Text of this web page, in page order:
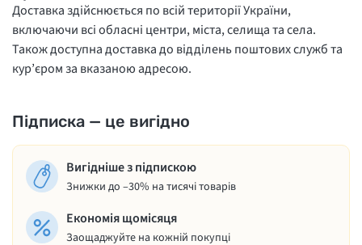
Доставка здійснюється по всій території України,
включаючи всі обласні центри, міста, селища та села.
Також доступна доставка до відділень поштових служб та
кур’єром за вказаною адресою.
Підписка — це вигідно
Вигідніше з підпискою
Знижки до –30% на тисячі товарів
Економія щомісяця
Заощаджуйте на кожній покупці